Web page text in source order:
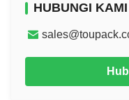
HUBUNGI KAMI